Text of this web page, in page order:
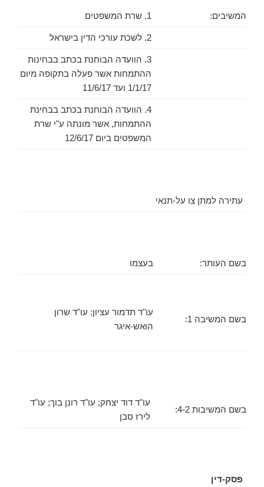
המשיבים: 1. שרת המשפטים
2. לשכת עורכי הדין בישראל
3. הוועדה הבוחנת בכתב בבחינות
ההתמחות אשר פעלה בתקופה מיום
1/1/17 ועד 11/6/17
4. הוועדה הבוחנת בכתב בבחינת
ההתמחות, אשר מונתה ע"י שרת
המשפטים ביום 12/6/17
עתירה למתן צו על-תנאי
בשם העותר: בעצמו
בשם המשיבה 1:
עו"ד תדמור עציון; עו"ד שרון
הואש-איגר
בשם המשיבות 4-2:
עו"ד דוד יצחק; עו"ד רונן בוך; עו"ד
לירז סבן
פסק-דין